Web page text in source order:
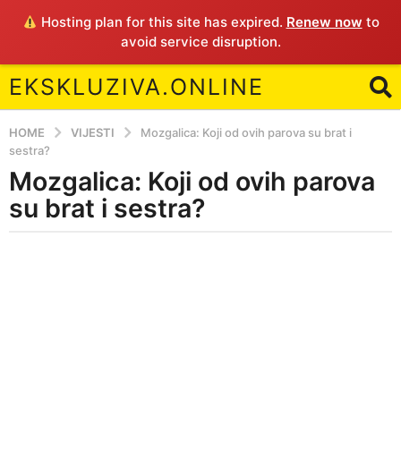
Hosting plan for this site has expired. Renew now to
avoid service disruption.
EKSKLUZIVA.ONLINE
HOME VIJESTI
Mozgalica: Koji od ovih parova su brat i
sestra?
5
y
e
Mozgalica: Koji od ovih parova
su brat i sestra?